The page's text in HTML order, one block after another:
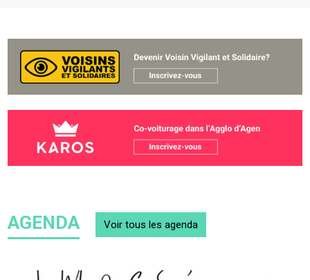
AGENDA Voir tous les agenda